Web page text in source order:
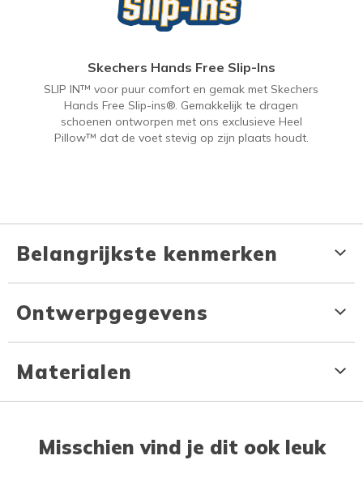
Skechers Hands Free Slip-Ins
SLIP IN™ voor puur comfort en gemak met Skechers
Hands Free Slip-ins®. Gemakkelijk te dragen
schoenen ontworpen met ons exclusieve Heel
Pillow™ dat de voet stevig op zijn plaats houdt.
Belangrijkste kenmerken
Ontwerpgegevens
Materialen
Misschien vind je dit ook leuk